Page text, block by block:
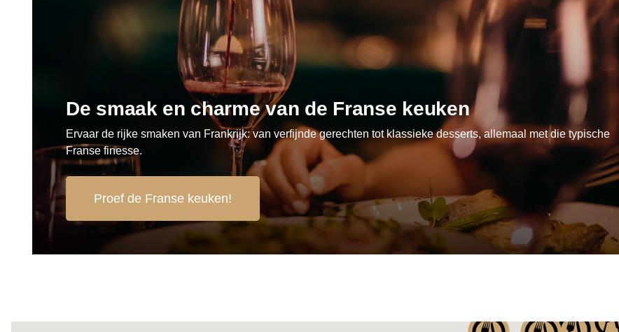
De smaak en charme van de Franse keuken
Ervaar de rijke smaken van Frankrijk: van verfijnde gerechten tot klassieke desserts, allemaal met die typische
Franse finesse.
Proef de Franse keuken!
57
54
35
31
12
3
3
6